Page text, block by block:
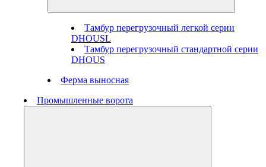
Тамбур перегрузочный легкой серии
DHOUSL
Тамбур перегрузочный стандартной серии
DHOUS
Ферма выносная
Промышленные ворота